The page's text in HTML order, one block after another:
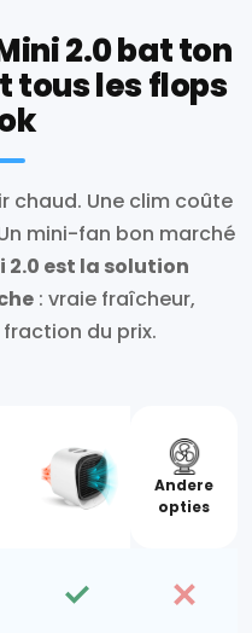
2.0 bat ton
tous les flops
chaud. Une clim coûte
mini-fan bon marché
2.0 est la solution
: vraie fraîcheur,
du prix.
Andere
opties